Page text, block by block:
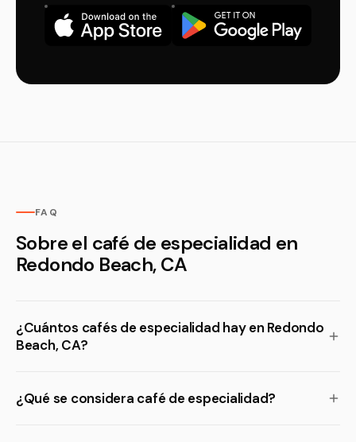
FAQ
Sobre el café de especialidad en
Redondo Beach, CA
¿Cuántos cafés de especialidad hay en Redondo
Beach, CA?
¿Qué se considera café de especialidad?